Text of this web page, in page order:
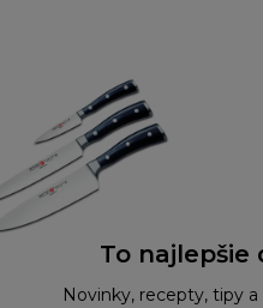
To najlepšie
Novinky, recepty, tipy